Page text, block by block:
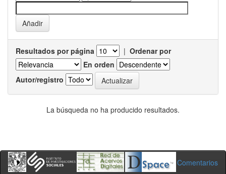
Resultados por página | Ordenar por
En orden
Autor/registro
La búsqueda no ha producido resultados.
Comentarios